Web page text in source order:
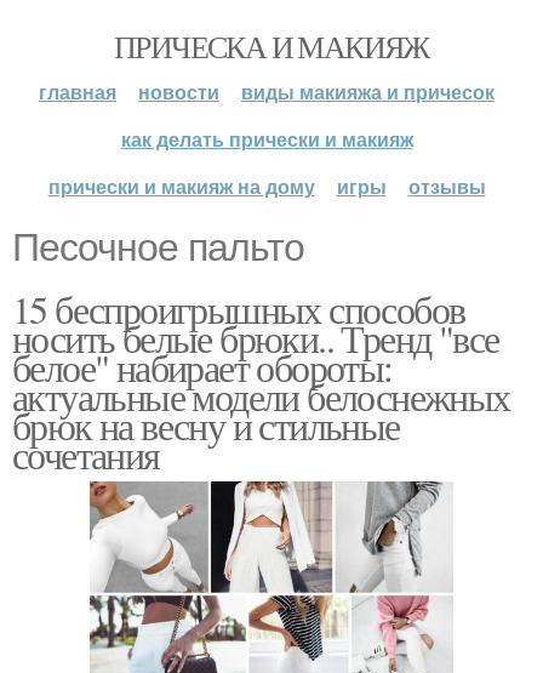
ПРИЧЕСКА И МАКИЯЖ
главная новости
виды макияжа и причесок
как делать прически и макияж
прически и макияж на дому
игры отзывы
Песочное пальто
15 беспроигрышных способов
носить белые брюки.. Тренд "все
белое" набирает обороты:
актуальные модели белоснежных
брюк на весну и стильные
сочетания